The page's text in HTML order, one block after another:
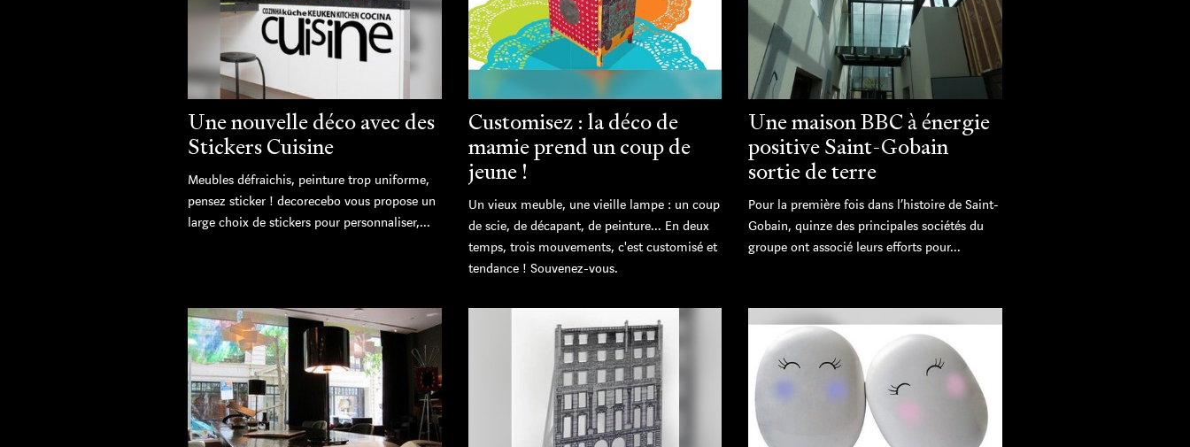
Une nouvelle déco avec des
Stickers Cuisine
Meubles défraichis, peinture trop uniforme,
pensez sticker ! decorecebo vous propose un
large choix de stickers pour personnaliser,...
Customisez : la déco de
mamie prend un coup de
jeune !
Un vieux meuble, une vieille lampe : un coup
de scie, de décapant, de peinture... En deux
temps, trois mouvements, c'est customisé et
tendance ! Souvenez-vous.
Une maison BBC à énergie
positive Saint-Gobain
sortie de terre
Pour la première fois dans l’histoire de Saint-
Gobain, quinze des principales sociétés du
groupe ont associé leurs efforts pour...